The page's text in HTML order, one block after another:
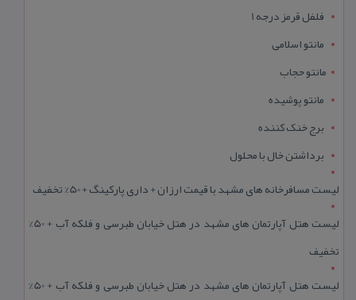
فلفل قرمز درجه 1
مانتو اسلامی
مانتو حجاب
مانتو پوشیده
برج خنک کننده
برداشتن خال با محلول
لیست مسافرخانه های مشهد با قیمت ارزان + داری پارکینگ + 50% تخفیف
لیست هتل آپارتمان های مشهد در هتل خیابان طبرسی و فلکه آب + 50%
تخفیف
لیست هتل آپارتمان های مشهد در هتل خیابان طبرسی و فلکه آب + 50%